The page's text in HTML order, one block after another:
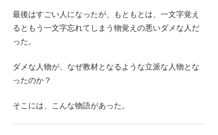
最後はすごい人になったが、もともとは、一文字覚え
るともう一文字忘れてしまう物覚えの悪いダメな人だ
った。
ダメな人物が、なぜ教材となるような立派な人物とな
ったのか？
そこには、こんな物語があった。